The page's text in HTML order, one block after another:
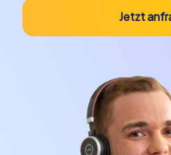
weltberühmten
Reichstagsgebäude, der
vom spontanen
kleinen Gasse, in der eine
entstand. Kulinarisch bietet
etwas: eine klassische
ein original Berliner
Jetzt